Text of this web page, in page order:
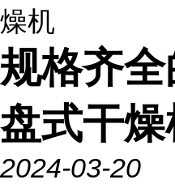
燥机
规格齐
盘式干燥
2024-03-20